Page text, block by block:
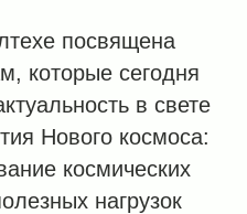
посвящена
которые сегодня
в свете
Нового космоса:
космических
нагрузок